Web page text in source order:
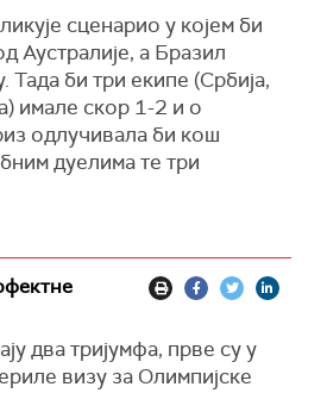
сценарио у којем би
Аустралије, а Бразил
би три екипе (Србија,
имале скор 1-2 и о
одлучивала би кош
дуелима те три
два тријумфа, прве су у
визу за Олимпијске